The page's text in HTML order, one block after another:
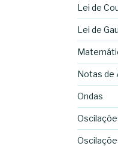
Lei de
Lei de
Notas de
Ondas